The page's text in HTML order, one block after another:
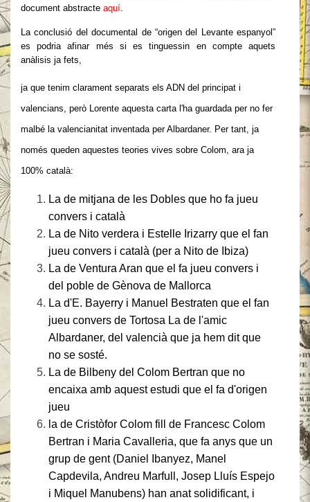
document abstracte aquí.
La conclusió del documental de “origen del Levante espanyol”
es podria afinar més si es tinguessin en compte aquets
anàlisis ja fets,
ja que tenim clarament separats els ADN del principat i
valencians, però Lorente aquesta carta l'ha guardada per no fer
malbé la valencianitat inventada per Albardaner. Per tant, ja
només queden aquestes teories vives sobre Colom, ara ja
100% català:
La de mitjana de les Dobles que ho fa jueu
convers i català
La de Nito verdera i Estelle Irizarry que el fan
jueu convers i català (per a Nito de Ibiza)
La de Ventura Aran que el fa jueu convers i
del poble de Gènova de Mallorca
La d'E. Bayerry i Manuel Bestraten que el fan
jueu convers de Tortosa La de l'amic
Albardaner, del valencià que ja hem dit que
no se sosté.
La de Bilbeny del Colom Bertran que no
encaixa amb aquest estudi que el fa d'origen
jueu
la de Cristòfor Colom fill de Francesc Colom
Bertran i Maria Cavalleria, que fa anys que un
grup de gent (Daniel Ibanyez, Manel
Capdevila, Andreu Marfull, Josep Lluís Espejo
i Miquel Manubens) han anat solidificant, i